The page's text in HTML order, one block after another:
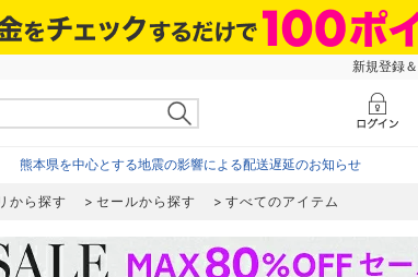
新規登録
熊本県を中心とする地震の影響による配送遅延のお知らせ
から探す セールから探す すべてのアイテム